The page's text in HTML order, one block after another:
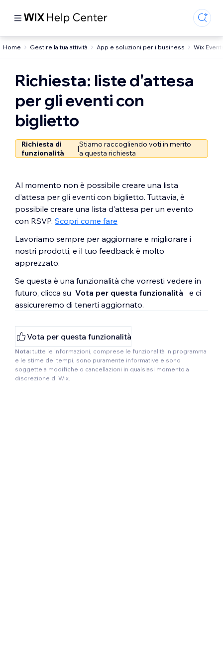
Home Gestire la tua attività App e soluzioni per i business Wix
Richiesta: liste d'attesa
per gli eventi con
biglietto
Richiesta di
funzionalità
|Stiamo raccogliendo voti in merito
a questa richiesta
Al momento non è possibile creare una lista
d'attesa per gli eventi con biglietto. Tuttavia, è
possibile creare una lista d'attesa per un evento
con RSVP. Scopri come fare
Lavoriamo sempre per aggiornare e migliorare i
nostri prodotti, e il tuo feedback è molto
apprezzato.
Se questa è una funzionalità che vorresti vedere in
futuro, clicca su Vota per questa funzionalità e ci
assicureremo di tenerti aggiornato.
Vota per questa funzionalità
Nota: tutte le informazioni, comprese le funzionalità in programma
e le stime dei tempi, sono puramente informative e sono
soggette a modifiche o cancellazioni in qualsiasi momento a
discrezione di Wix.